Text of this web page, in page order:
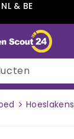
& BE
Hoeslakens